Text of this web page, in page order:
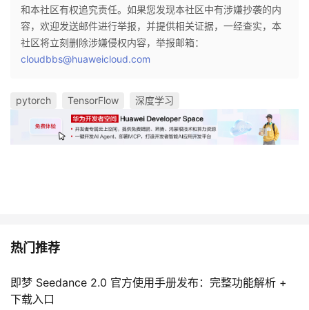
和本社区有权追究责任。如果您发现本社区中有涉嫌抄袭的内
容，欢迎发送邮件进行举报，并提供相关证据，一经查实，本
社区将立刻删除涉嫌侵权内容，举报邮箱：
cloudbbs@huaweicloud.com
pytorch TensorFlow 深度学习
热门推荐
即梦 Seedance 2.0 官方使用手册发布：完整功能解析 +
下载入口